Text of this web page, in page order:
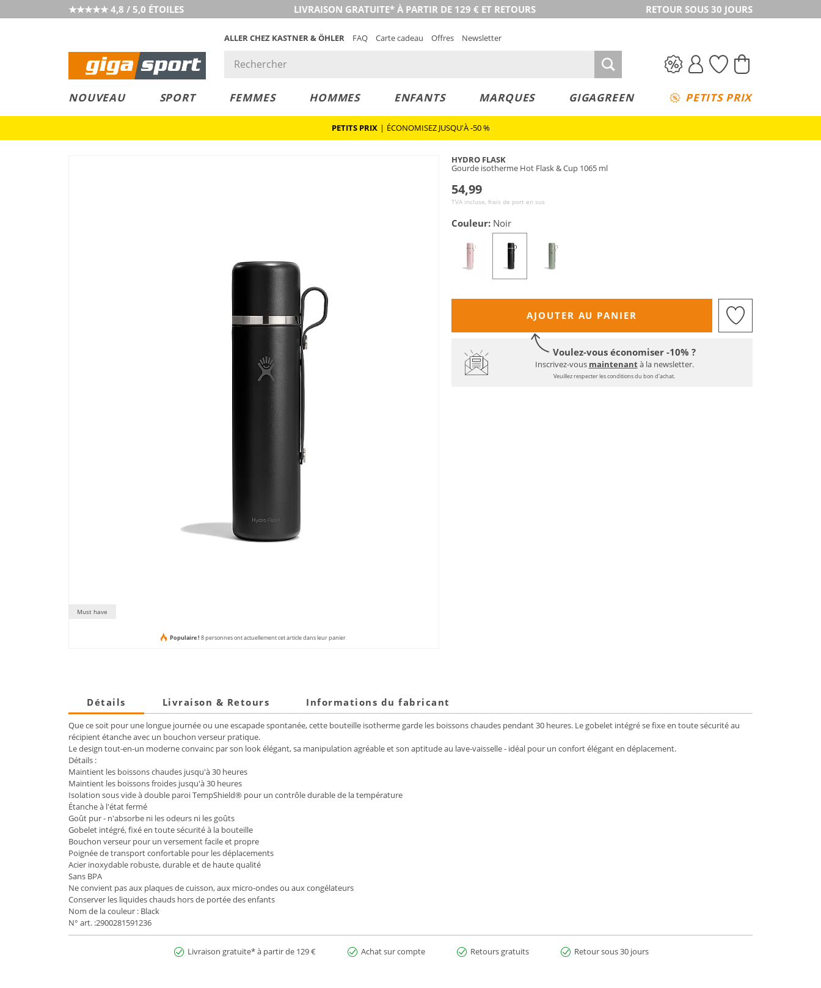
★★★★★ 4,8 / 5,0 ÉTOILES LIVRAISON GRATUITE* À PARTIR DE 129 € ET RETOURS RETOUR SOUS 30 JOURS
ALLER CHEZ KASTNER & ÖHLER FAQ Carte cadeau Offres Newsletter
NOUVEAU SPORT FEMMES HOMMES ENFANTS MARQUES GIGAGREEN PETITS PRIX
PETITS PRIX | ÉCONOMISEZ JUSQU'À -50 %
Must have
Populaire ! 8 personnes ont actuellement cet article dans leur panier
HYDRO FLASK
Gourde isotherme Hot Flask & Cup 1065 ml
54,99
TVA incluse, frais de port en sus
Couleur: Noir
AJOUTER AU PANIER
Voulez-vous économiser -10% ?
Inscrivez-vous maintenantà la newsletter.
Veuillez respecter les conditions du bon d'achat.
Détails Livraison & Retours Informations du fabricant
Que ce soit pour une longue journée ou une escapade spontanée, cette bouteille isotherme garde les boissons chaudes pendant 30 heures. Le gobelet intégré se fixe en toute sécurité au
récipient étanche avec un bouchon verseur pratique.
Le design tout-en-un moderne convainc par son look élégant, sa manipulation agréable et son aptitude au lave-vaisselle - idéal pour un confort élégant en déplacement.
Détails :
Maintient les boissons chaudes jusqu'à 30 heures
Maintient les boissons froides jusqu'à 30 heures
Isolation sous vide à double paroi TempShield® pour un contrôle durable de la température
Étanche à l'état fermé
Goût pur - n'absorbe ni les odeurs ni les goûts
Gobelet intégré, fixé en toute sécurité à la bouteille
Bouchon verseur pour un versement facile et propre
Poignée de transport confortable pour les déplacements
Acier inoxydable robuste, durable et de haute qualité
Sans BPA
Ne convient pas aux plaques de cuisson, aux micro-ondes ou aux congélateurs
Conserver les liquides chauds hors de portée des enfants
Nom de la couleur : Black
N° art. :2900281591236
Livraison gratuite* à partir de 129 € Achat sur compte Retours gratuits Retour sous 30 jours